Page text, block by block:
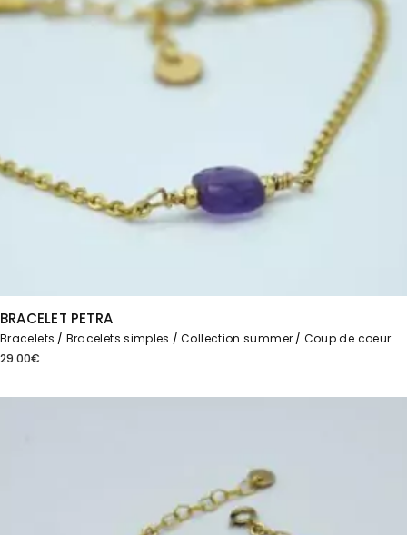
BRACELET PETRA
Bracelets Bracelets simples Collection summer
Coup de coeur
29.00€